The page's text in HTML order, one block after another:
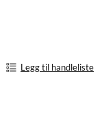
Legg til handleliste